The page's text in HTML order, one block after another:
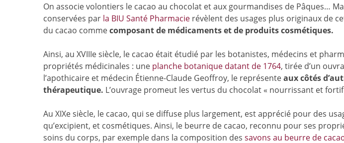
On associe volontiers le cacao au chocolat et aux gourmandises de Pâques…
conservées par la BIU Santé Pharmacie révèlent des usages plus originaux de
du cacao commecomposant de médicaments et de produits cosmétiques.
Ainsi, au XVIIIe siècle, le cacao était étudié par les botanistes, médecins et
propriétés médicinales : une planche botanique datant de 1764, tirée d’un
l’apothicaire et médecin Étienne-Claude Geoffroy, le représenteaux côtés
thérapeutique. L’ouvrage promeut les vertus du chocolat « nourrissant et
Au XIXe siècle, le cacao, qui se diffuse plus largement, est apprécié pour des
qu’excipient, et cosmétiques. Ainsi, le beurre de cacao, reconnu pour ses
soins du corps, par exemple dans la composition des savons au beurre de